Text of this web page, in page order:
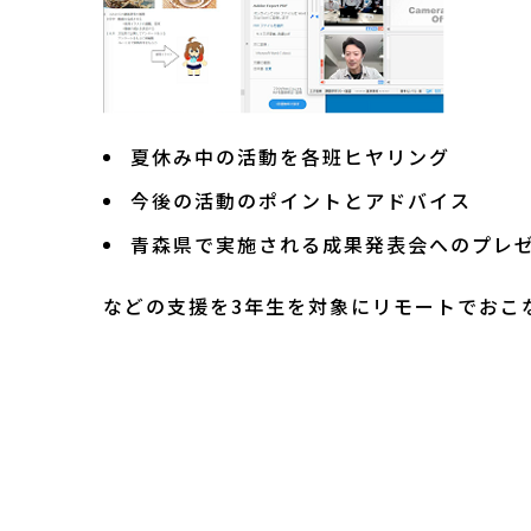
夏休み中の活動を各班ヒヤリング
今後の活動のポイントとアドバイス
青森県で実施される成果発表会へのプレ
などの支援を3年生を対象にリモートでおこ